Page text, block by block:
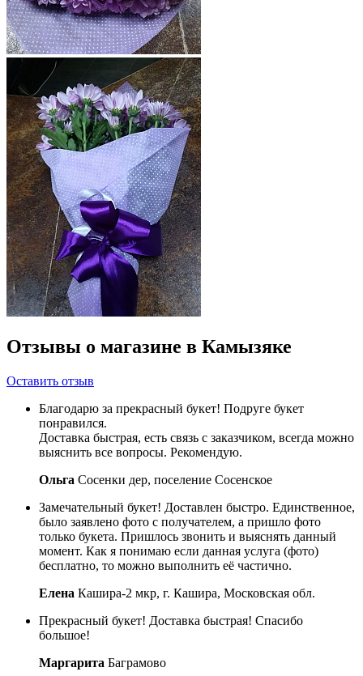
Отзывы о магазине в Камызяке
Оставить отзыв
Благодарю за прекрасный букет! Подруге букет
понравился.
Доставка быстрая, есть связь с заказчиком, всегда можно
выяснить все вопросы. Рекомендую.
Ольга Сосенки дер, поселение Сосенское
Замечательный букет! Доставлен быстро. Единственное,
было заявлено фото с получателем, а пришло фото
только букета. Пришлось звонить и выяснять данный
момент. Как я понимаю если данная услуга (фото)
бесплатно, то можно выполнить её частично.
Елена Кашира-2 мкр, г. Кашира, Московская обл.
Прекрасный букет! Доставка быстрая! Спасибо
большое!
Маргарита Баграмово